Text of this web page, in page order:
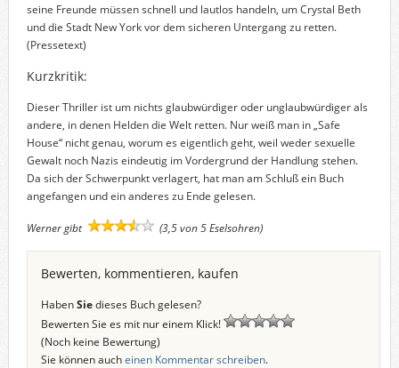
seine Freunde müssen schnell und lautlos handeln, um Crystal Beth
und die Stadt New York vor dem sicheren Untergang zu retten.
(Pressetext)
Kurzkritik:
Dieser Thriller ist um nichts glaubwürdiger oder unglaubwürdiger als
andere, in denen Helden die Welt retten. Nur weiß man in „Safe
House“ nicht genau, worum es eigentlich geht, weil weder sexuelle
Gewalt noch Nazis eindeutig im Vordergrund der Handlung stehen.
Da sich der Schwerpunkt verlagert, hat man am Schluß ein Buch
angefangen und ein anderes zu Ende gelesen.
Werner gibt (3,5 von 5 Eselsohren)
Bewerten, kommentieren, kaufen
HabenSiedieses Buch gelesen?
Bewerten Sie es mit nur einem Klick!
(Noch keine Bewertung)
Sie können aucheinen Kommentar schreiben.